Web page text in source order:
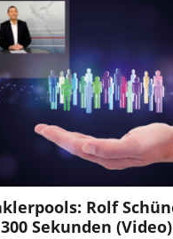
Rolf
Sekunden (Video)